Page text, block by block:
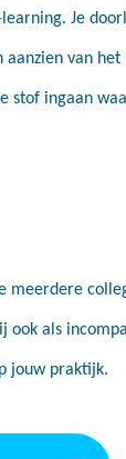
Je
van
stof ingaan
ook als
jouw praktijk.